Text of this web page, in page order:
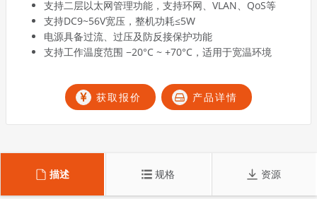
支持二层以太网管理功能，支持环网、VLAN、QoS等
支持DC9~56V宽压，整机功耗≤5W
电源具备过流、过压及防反接保护功能
支持工作温度范围 −20°C ~ +70°C，适用于宽温环境
获取报价 产品详情
描述 规格 资源